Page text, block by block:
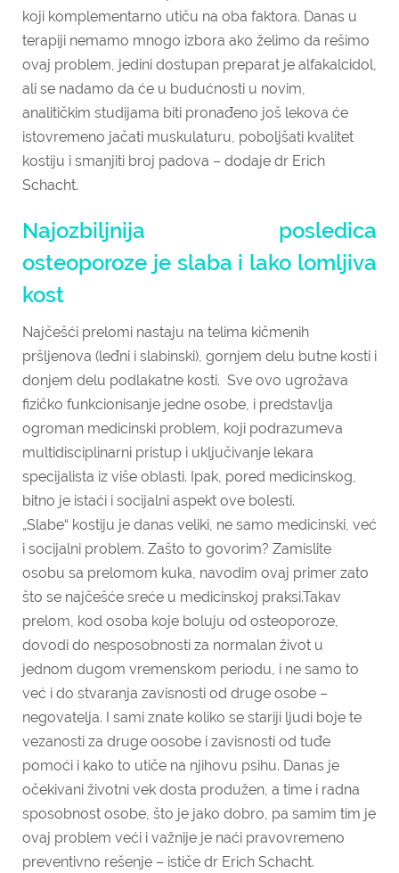
koji komplementarno utiču na oba faktora. Danas u
terapiji nemamo mnogo izbora ako želimo da rešimo
ovaj problem, jedini dostupan preparat je alfakalcidol,
ali se nadamo da će u budućnosti u novim,
analitičkim studijama biti pronađeno još lekova će
istovremeno jačati muskulaturu, poboljšati kvalitet
kostiju i smanjiti broj padova – dodaje dr Erich
Schacht.
Najozbiljnija posledica
osteoporoze je slaba i lako lomljiva
kost
Najčešći prelomi nastaju na telima kičmenih
pršljenova (leđni i slabinski), gornjem delu butne kosti i
donjem delu podlakatne kosti. Sve ovo ugrožava
fizičko funkcionisanje jedne osobe, i predstavlja
ogroman medicinski problem, koji podrazumeva
multidisciplinarni pristup i uključivanje lekara
specijalista iz više oblasti. Ipak, pored medicinskog,
bitno je istaći i socijalni aspekt ove bolesti.
„Slabe“ kostiju je danas veliki, ne samo medicinski, već
i socijalni problem. Zašto to govorim? Zamislite
osobu sa prelomom kuka, navodim ovaj primer zato
što se najčešće sreće u medicinskoj praksi.Takav
prelom, kod osoba koje boluju od osteoporoze,
dovodi do nesposobnosti za normalan život u
jednom dugom vremenskom periodu, i ne samo to
već i do stvaranja zavisnosti od druge osobe –
negovatelja. I sami znate koliko se stariji ljudi boje te
vezanosti za druge oosobe i zavisnosti od tuđe
pomoći i kako to utiče na njihovu psihu. Danas je
očekivani životni vek dosta produžen, a time i radna
sposobnost osobe, što je jako dobro, pa samim tim je
ovaj problem veći i važnije je naći pravovremeno
preventivno rešenje – ističe dr Erich Schacht.